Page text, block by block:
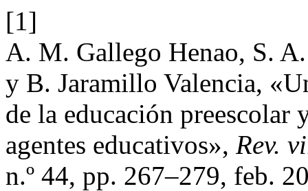
[1]
A. M. Gallego Henao, S.
y B. Jaramillo Valencia,
de la educación preescolar
agentes educativos», Rev.
n.º 44, pp. 267–279, feb.